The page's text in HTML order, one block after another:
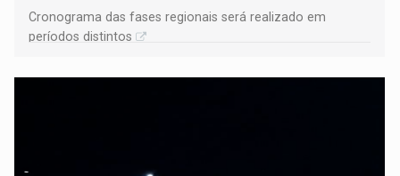
Cronograma das fases regionais será realizado em
períodos distintos